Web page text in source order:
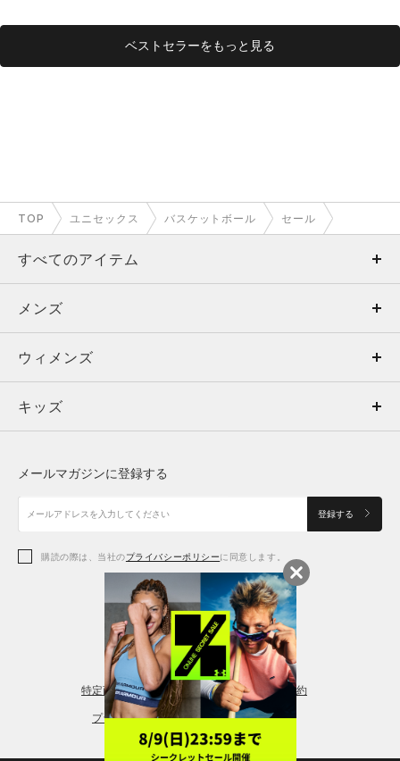
ベストセラーをもっと見る
TOP ユニセックス バスケットボール セール
すべてのアイテム
メンズ
ウィメンズ
キッズ
アクセサリー
メンズ
トップス
ボトムス
アクセサリー
ウィメンズ
トップス
シューズ
アクセサリー
レギンス＆タイツ
キッズ
シューズ
メールマガジンに登録する
登録する
購読の際は、当社のプライバシーポリシーに同意します。
特定商取引法に基づく通販の表記 会員規約
プライバシーポリシー